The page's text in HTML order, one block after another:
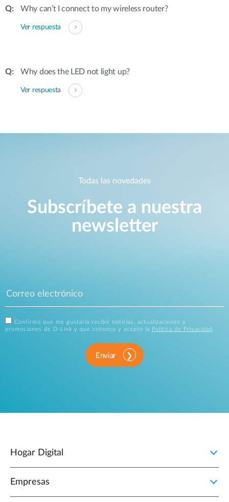
Why can’t I connect to my wireless router?
Ver respuesta
Why does the LED not light up?
Ver respuesta
Todas las novedades
Subscríbete a nuestra
newsletter
Confirmo que me gustaría recibir noticias, actualizaciones y
promociones de D-Link y que conozco y acepto la
Política de Privacidad .
Enviar
Hogar Digital
Empresas